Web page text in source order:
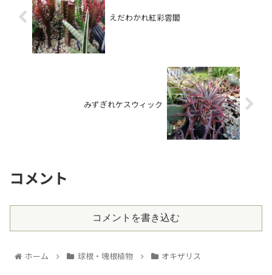
えだわかれ紅彩雲閣
みずぎれケスウィック
コメント
コメントを書き込む
ホーム 球根・塊根植物 オキザリス